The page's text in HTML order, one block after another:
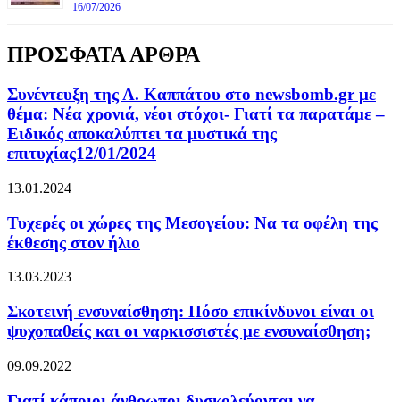
16/07/2026
ΠΡΟΣΦΑΤΑ ΑΡΘΡΑ
Συνέντευξη της Α. Καππάτου στο newsbomb.gr με
θέμα: Νέα χρονιά, νέοι στόχοι- Γιατί τα παρατάμε –
Ειδικός αποκαλύπτει τα μυστικά της
επιτυχίας12/01/2024
13.01.2024
Τυχερές οι χώρες της Μεσογείου: Να τα οφέλη της
έκθεσης στον ήλιο
13.03.2023
Σκοτεινή ενσυναίσθηση: Πόσο επικίνδυνοι είναι οι
ψυχοπαθείς και οι ναρκισσιστές με ενσυναίσθηση;
09.09.2022